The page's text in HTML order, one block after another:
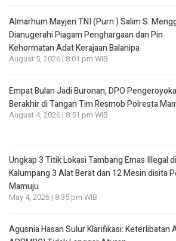
Almarhum Mayjen TNI (Purn.) Salim S.
Dianugerahi Piagam Penghargaan dan Pin
Kehormatan Adat Kerajaan Balanipa
August 5, 2026 | 8:01 pm WIB
Empat Bulan Jadi Buronan, DPO
Berakhir di Tangan Tim Resmob Polresta
August 4, 2026 | 8:51 pm WIB
Ungkap 3 Titik Lokasi Tambang Emas Illegal di
Kalumpang 3 Alat Berat dan 12 Mesin disita
Mamuju
May 4, 2026 | 8:35 pm WIB
Agusnia Hasan Sulur Klarifikasi: Keterlibatan